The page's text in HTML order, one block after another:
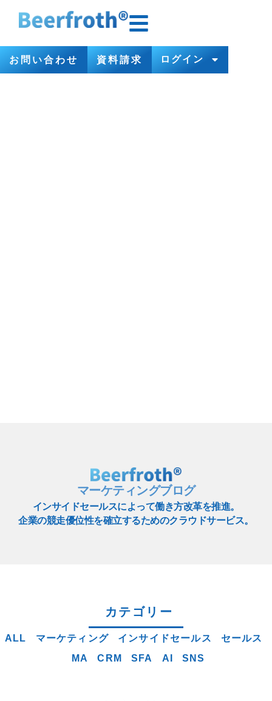
お問い合わせ 資料請求 ログイン
マーケティングブログ
インサイドセールスによって働き方改革を推進。
企業の競走優位性を確立するためのクラウドサービス。
カテゴリー
ALL マーケティング インサイドセールス
セールス
MA
CRM SFA AI SNS